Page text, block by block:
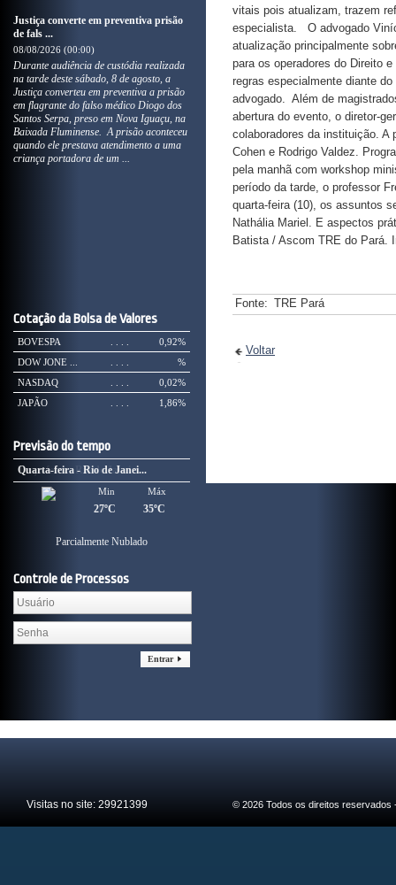
Justiça converte em preventiva prisão
de fals ...
08/08/2026 (00:00)
Durante audiência de custódia realizada
na tarde deste sábado, 8 de agosto, a
Justiça converteu em preventiva a prisão
em flagrante do falso médico Diogo dos
Santos Serpa, preso em Nova Iguaçu, na
Baixada Fluminense. A prisão aconteceu
quando ele prestava atendimento a uma
criança portadora de um ...
Cotação da Bolsa de Valores
BOVESPA 0,92%
DOW JONE ...
%
NASDAQ
0,02%
JAPÃO
1,86%
Previsão do tempo
Terça-feira - Rio de Janei...
Máx
34ºC
Min
26ºC
Parcialmente Nublado
Quarta-feira - Rio de Janei...
Máx
35ºC
Min
27ºC
Parcialmente Nublado
Controle de Processos
Entrar
vitais pois atualizam, trazem
especialista. O advogado
atualização principalmente
para os operadores do Direito
regras especialmente diante
advogado. Além de
abertura do evento, o diretor-
colaboradores da instituição. A
Cohen e Rodrigo Valdez.
pela manhã com workshop
período da tarde, o professor
quarta-feira (10), os assuntos
Nathália Mariel. E aspectos
Batista / Ascom TRE do Pará.
Fonte: TRE Pará
Voltar
Visitas no site: 29921399 © 2026 Todos os direitos reservados